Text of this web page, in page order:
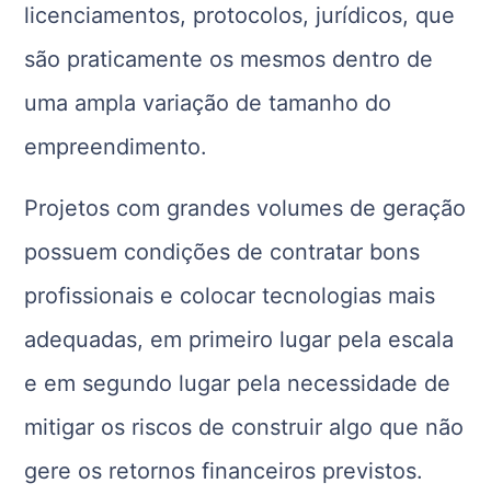
licenciamentos, protocolos, jurídicos, que
são praticamente os mesmos dentro de
uma ampla variação de tamanho do
empreendimento.
Projetos com grandes volumes de geração
possuem condições de contratar bons
profissionais e colocar tecnologias mais
adequadas, em primeiro lugar pela escala
e em segundo lugar pela necessidade de
mitigar os riscos de construir algo que não
gere os retornos financeiros previstos.